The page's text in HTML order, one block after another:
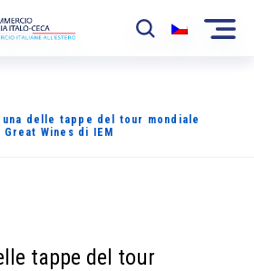
una delle tappe del tour mondiale
Wines di IEM
tappe del tour